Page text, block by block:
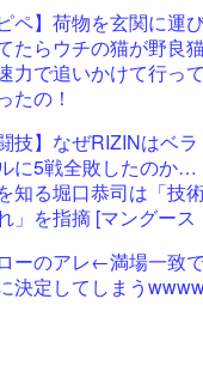
ピペ】荷物を玄関に運
たらウチの猫が野良
力で追いかけて行って
たの！
技】なぜRIZINはベラ
に5戦全敗したのか…
知る堀口恭司は「技
」を指摘 [マングース
ーのアレ←満場一致
決定してしまう